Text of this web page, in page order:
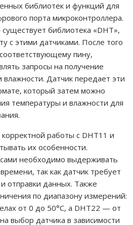
библиотек и функций для
порта микроконтроллера.
библиотека «DHT»,
с этими датчиками. После того
пину,
запросы на получение
Датчик передает эти
который затем можно
температуры и влажности для
работы с DHT11 и
их особенности.
необходимо выдерживать
так как датчик требует
отправки данных. Также
по диапазону измерений:
от 0 до 50°C, а DHT22 — от
выбор датчика в зависимости